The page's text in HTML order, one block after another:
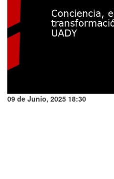
09 de Junio, 2025 18:30